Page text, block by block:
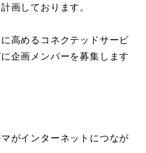
画しております。
高めるコネクテッドサービ
企画メンバーを募集します
がインターネットにつなが